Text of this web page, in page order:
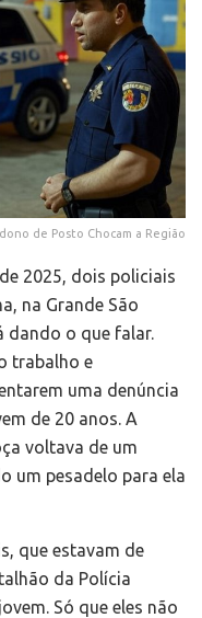
de Posto Chocam a Região
2025, dois policiais
na Grande São
dando o que falar.
trabalho e
uma denúncia
de 20 anos. A
voltava de um
um pesadelo para ela
que estavam de
da Polícia
Só que eles não